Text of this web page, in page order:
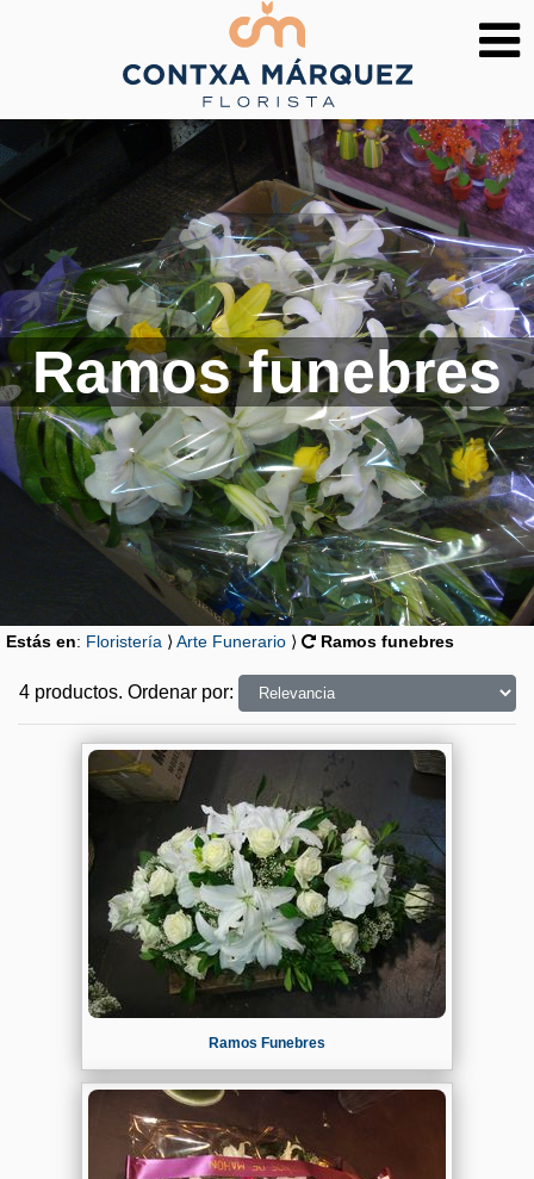
Ramos funebres
Estás en: Floristería ⟩Arte Funerario ⟩ Ramos funebres
4 productos. Ordenar por:
Ramos Funebres